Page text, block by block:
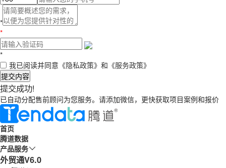
*
*
*
我已阅读并同意 《隐私政策》 和 《服务政策》
提交内容
提交成功!
已自动分配售前顾问为您服务。请添加微信，更快获取项目案例和报价
首页
腾道数据
产品服务
外贸通V6.0